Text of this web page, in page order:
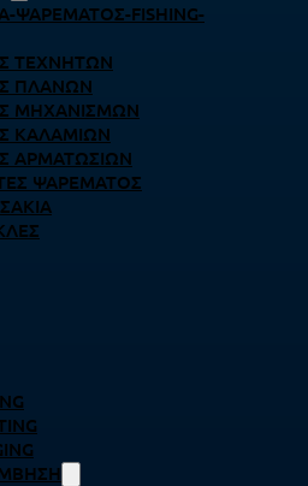
ΨΑΡΈΜΑΤΟΣ-FISHING-
ΤΕΧΝΗΤΏΝ
ΠΛΆΝΩΝ
ΜΗΧΑΝΙΣΜΏΝ
ΚΑΛΑΜΙΏΝ
ΑΡΜΑΤΩΣΙΏΝ
ΨΑΡΈΜΑΤΟΣ